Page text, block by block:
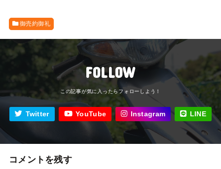
御売約御礼
FOLLOW
Twitter YouTube Instagram LINE
コメントを残す